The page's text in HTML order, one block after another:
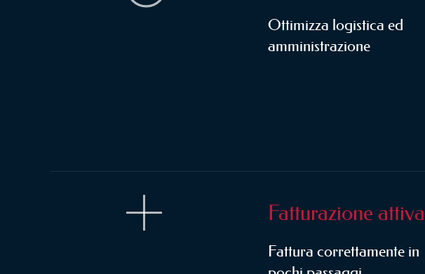
Ottimizza logistica ed
amministrazione
Fatturazione attiva
Fattura correttamente in